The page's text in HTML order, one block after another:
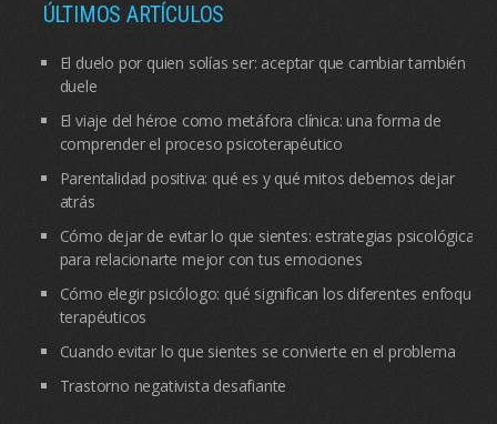
ÚLTIMOS ARTÍCULOS
El duelo por quien solías ser: aceptar que cambiar también
duele
El viaje del héroe como metáfora clínica: una forma de
comprender el proceso psicoterapéutico
Parentalidad positiva: qué es y qué mitos debemos dejar
atrás
Cómo dejar de evitar lo que sientes: estrategias psicológicas
para relacionarte mejor con tus emociones
Cómo elegir psicólogo: qué significan los diferentes enfoques
terapéuticos
Cuando evitar lo que sientes se convierte en el problema
Trastorno negativista desafiante